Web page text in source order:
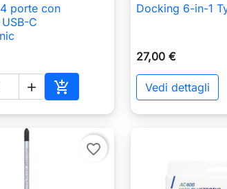
Anteprima
porte con
C
 
Aggiungi al carrello

Docking 6-in-1
27,00 €
Vedi dettagli
favorite_border